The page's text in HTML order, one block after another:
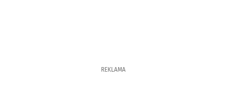
REKLAMA